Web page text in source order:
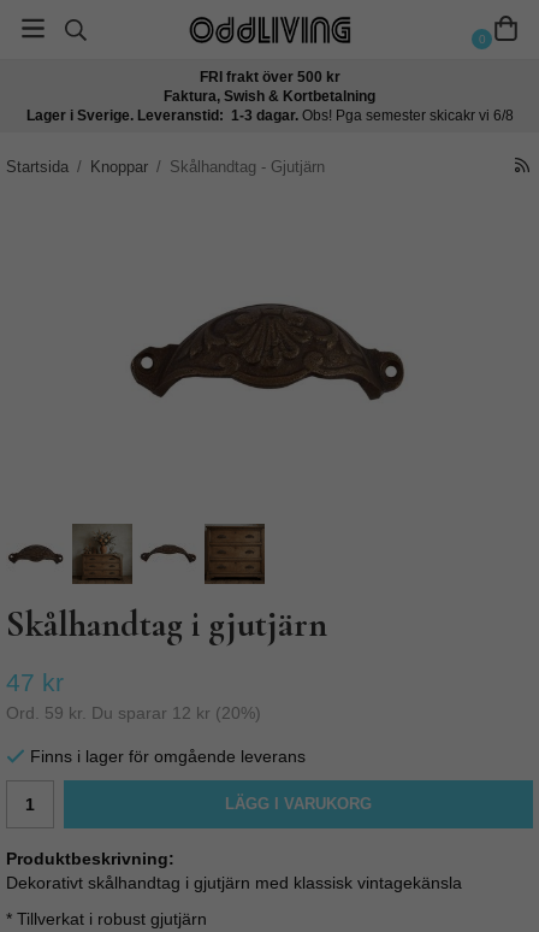
0
FRI frakt över 500 kr
Faktura, Swish & Kortbetalning
Lager i Sverige. Leveranstid: 1-3 dagar. Obs! Pga semester skicakr vi 6/8
Startsida / Knoppar / Skålhandtag - Gjutjärn
Skålhandtag i gjutjärn
47 kr
Ord. 59 kr . Du sparar 12 kr (20%)
Finns i lager för omgående leverans
LÄGG I VARUKORG
Produktbeskrivning:
Dekorativt skålhandtag i gjutjärn med klassisk vintagekänsla
* Tillverkat i robust gjutjärn